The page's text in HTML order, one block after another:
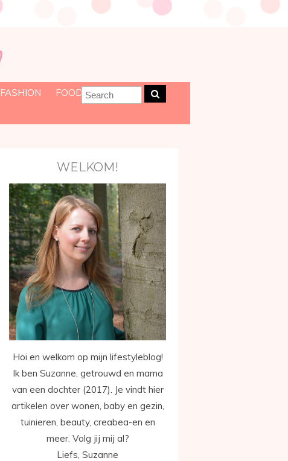
FASHION
FOOD
WELKOM!
Hoi en welkom op mijn lifestyleblog!
Ik ben Suzanne, getrouwd en mama
van een dochter (2017). Je vindt hier
artikelen over wonen, baby en gezin,
tuinieren, beauty, creabea-en en
meer. Volg jij mij al?
Liefs, Suzanne